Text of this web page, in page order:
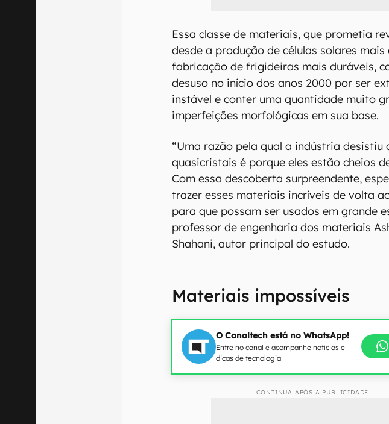
Essa classe de materiais, que prometia
desde a produção de células solares mais
fabricação de frigideiras mais duráveis,
desuso no início dos anos 2000 por ser
instável e conter uma quantidade muito
imperfeições morfológicas em sua base.
“Uma razão pela qual a indústria desistiu
quasicristais é porque eles estão cheios
Com essa descoberta surpreendente,
trazer esses materiais incríveis de volta
para que possam ser usados em grande
professor de engenharia dos materiais
Shahani, autor principal do estudo.
Materiais impossíveis
O Canaltech está no WhatsApp!
Entre no canal e acompanhe notícias e
dicas de tecnologia
CONTINUA APÓS A PUBLICIDADE